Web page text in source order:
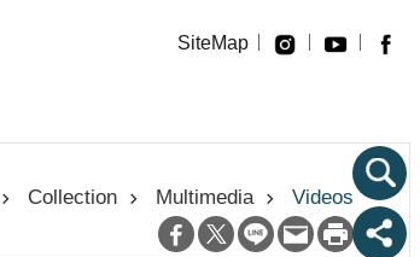
SiteMap
Collection Multimedia Videos